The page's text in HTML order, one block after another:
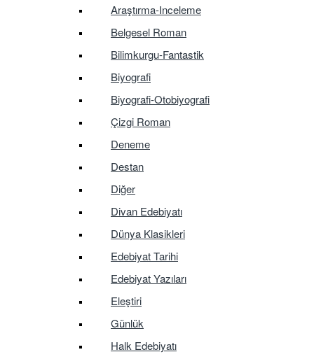
Araştırma-Inceleme
Belgesel Roman
Bilimkurgu-Fantastik
Biyografi
Biyografi-Otobiyografi
Çizgi Roman
Deneme
Destan
Diğer
Divan Edebiyatı
Dünya Klasikleri
Edebiyat Tarihi
Edebiyat Yazıları
Eleştiri
Günlük
Halk Edebiyatı